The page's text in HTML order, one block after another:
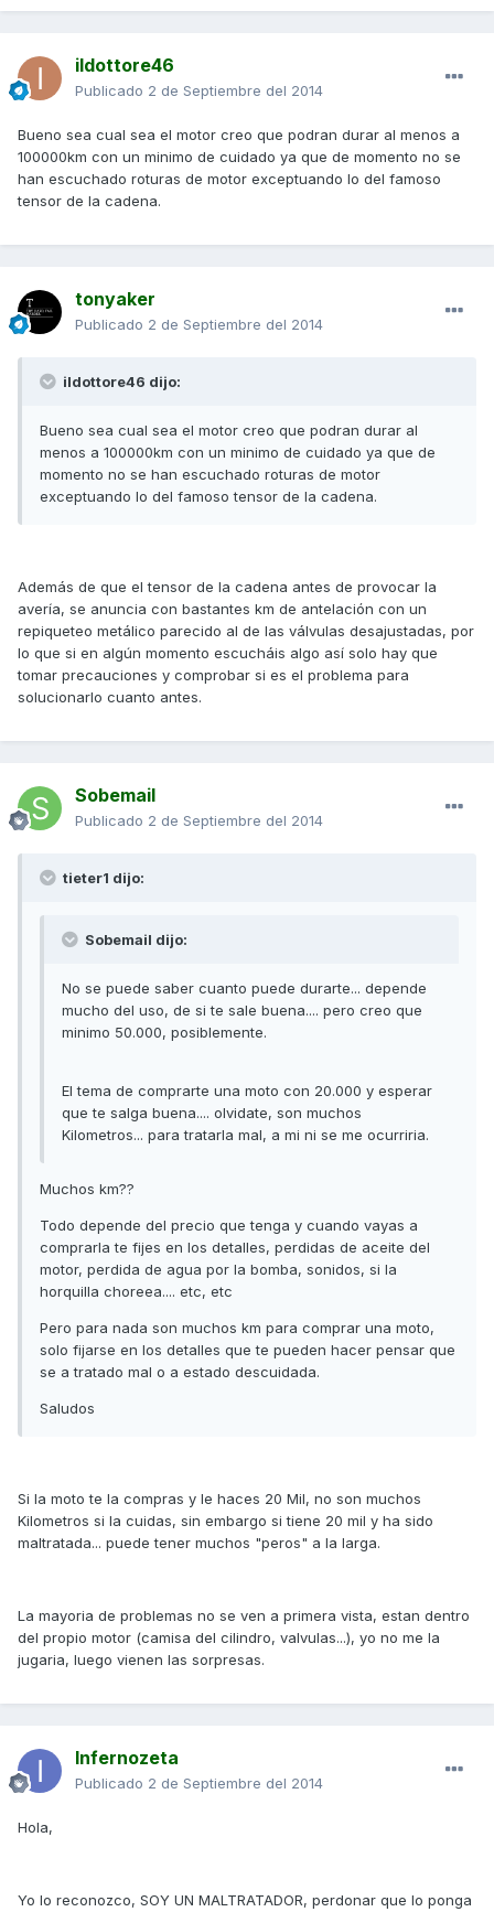
ildottore46
Publicado 2 de Septiembre del 2014
Bueno sea cual sea el motor creo que podran durar al menos a
100000km con un minimo de cuidado ya que de momento no se
han escuchado roturas de motor exceptuando lo del famoso
tensor de la cadena.
tonyaker
Publicado 2 de Septiembre del 2014
ildottore46 dijo:
Bueno sea cual sea el motor creo que podran durar al
menos a 100000km con un minimo de cuidado ya que de
momento no se han escuchado roturas de motor
exceptuando lo del famoso tensor de la cadena.
Además de que el tensor de la cadena antes de provocar la
avería, se anuncia con bastantes km de antelación con un
repiqueteo metálico parecido al de las válvulas desajustadas, por
lo que si en algún momento escucháis algo así solo hay que
tomar precauciones y comprobar si es el problema para
solucionarlo cuanto antes.
Sobemail
Publicado 2 de Septiembre del 2014
tieter1 dijo:
Sobemail dijo:
No se puede saber cuanto puede durarte... depende
mucho del uso, de si te sale buena.... pero creo que
minimo 50.000, posiblemente.
El tema de comprarte una moto con 20.000 y esperar
que te salga buena.... olvidate, son muchos
Kilometros... para tratarla mal, a mi ni se me ocurriria.
Muchos km??
Todo depende del precio que tenga y cuando vayas a
comprarla te fijes en los detalles, perdidas de aceite del
motor, perdida de agua por la bomba, sonidos, si la
horquilla choreea.... etc, etc
Pero para nada son muchos km para comprar una moto,
solo fijarse en los detalles que te pueden hacer pensar que
se a tratado mal o a estado descuidada.
Saludos
Si la moto te la compras y le haces 20 Mil, no son muchos
Kilometros si la cuidas, sin embargo si tiene 20 mil y ha sido
maltratada... puede tener muchos "peros" a la larga.
La mayoria de problemas no se ven a primera vista, estan dentro
del propio motor (camisa del cilindro, valvulas...), yo no me la
jugaria, luego vienen las sorpresas.
Infernozeta
Publicado 2 de Septiembre del 2014
Hola,
Yo lo reconozco, SOY UN MALTRATADOR, perdonar que lo ponga